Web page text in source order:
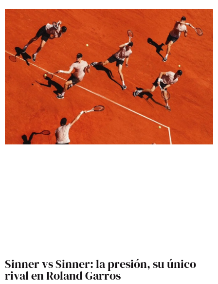
Sinner vs Sinner: la presión, su único
rival en Roland Garros